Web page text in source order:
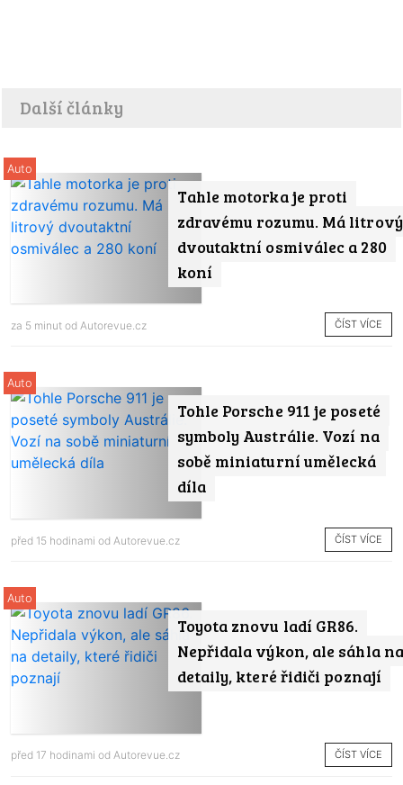
Další články
Tahle motorka je proti
zdravému rozumu. Má litrový
dvoutaktní osmiválec a 280
koní
Auto
za 5 minut od Autorevue.cz ČÍST VÍCE
Tohle Porsche 911 je poseté
symboly Austrálie. Vozí na
sobě miniaturní umělecká
díla
Auto
před 15 hodinami od Autorevue.cz ČÍST VÍCE
Toyota znovu ladí GR86.
Nepřidala výkon, ale sáhla na
detaily, které řidiči poznají
Auto
před 17 hodinami od Autorevue.cz ČÍST VÍCE